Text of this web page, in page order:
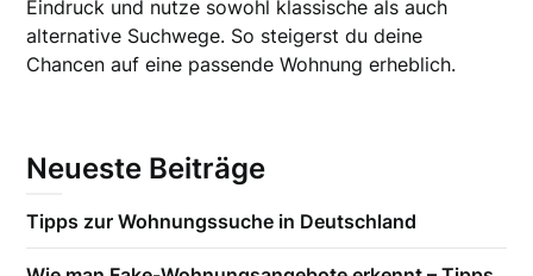
Eindruck und nutze sowohl klassische als auch
alternative Suchwege. So steigerst du deine
Chancen auf eine passende Wohnung erheblich.
Neueste Beiträge
Tipps zur Wohnungssuche in Deutschland